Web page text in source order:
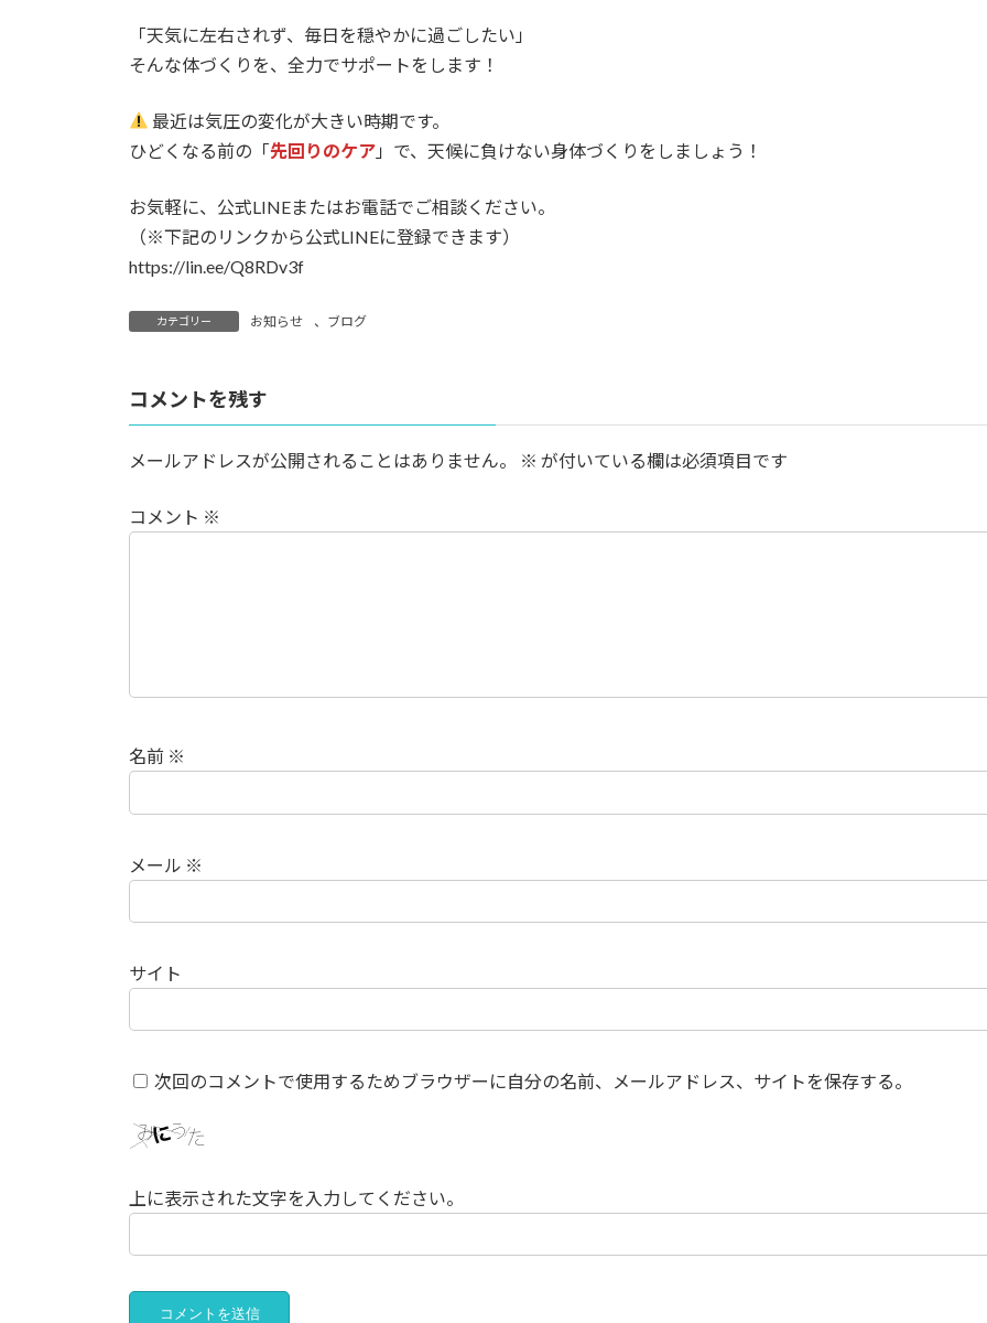
「天気に左右されず、毎日を穏やかに過ごしたい」
そんな体づくりを、全力でサポートをします！
最近は気圧の変化が大きい時期です。
ひどくなる前の「先回りのケア 」で、天候に負けない身体づくりをしましょう！
お気軽に、公式LINEまたはお電話でご相談ください。
（※下記のリンクから公式LINEに登録できます）
https://lin.ee/Q8RDv3f
カテゴリー お知らせ 、 ブログ
コメントを残す
メールアドレスが公開されることはありません。 ※ が付いている欄は必須項目です
コメント ※
名前 ※
メール ※
サイト
次回のコメントで使用するためブラウザーに自分の名前、メールアドレス、サイトを保存する。
上に表示された文字を入力してください。